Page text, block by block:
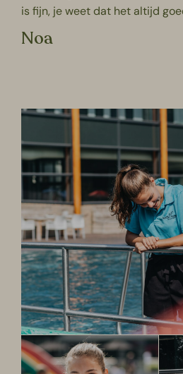
is fijn, je weet dat het altijd
Noa